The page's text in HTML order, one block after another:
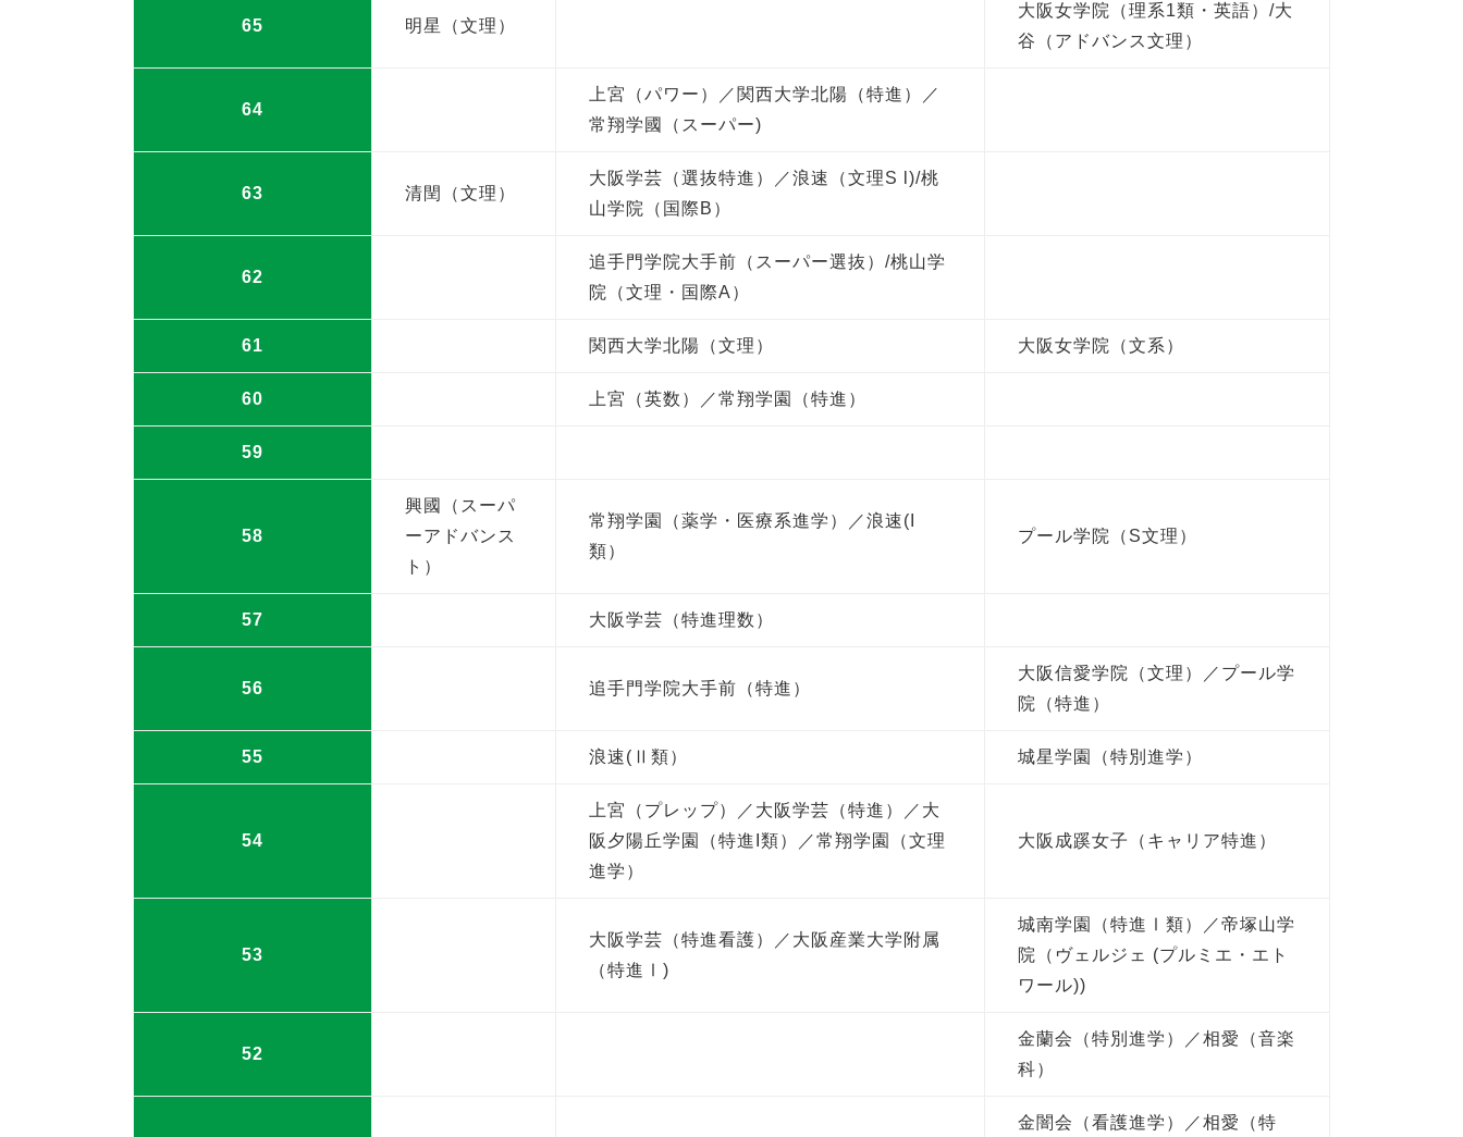
65 明星（文理）
大阪女学院（理系1類・英語）/大
谷（アドバンス文理）
64
上宮（パワー）／関西大学北陽（特進）／
常翔学國（スーパー)
63 清閏（文理）
大阪学芸（選抜特進）／浪速（文理S l)/桃
山学院（国際B）
62
追手門学院大手前（スーパー選抜）/桃山学
院（文理・国際A）
61 関西大学北陽（文理） 大阪女学院（文系）
60 上宮（英数）／常翔学園（特進）
59
58
興國（スーパ
ーアドバンス
ト）
常翔学園（薬学・医療系進学）／浪速(I
類）
プール学院（S文理）
57 大阪学芸（特進理数）
56 追手門学院大手前（特進）
大阪信愛学院（文理）／プール学
院（特進）
55 浪速(Ⅱ類） 城星学園（特別進学）
54
上宮（プレップ）／大阪学芸（特進）／大
阪夕陽丘学園（特進I類）／常翔学園（文理
進学）
大阪成蹊女子（キャリア特進）
53
大阪学芸（特進看護）／大阪産業大学附属
（特進Ⅰ)
城南学園（特進Ⅰ類）／帝塚山学
院（ヴェルジェ (プルミエ・エト
ワール))
52
金蘭会（特別進学）／相愛（音楽
科）
金闇会（看護進学）／相愛（特